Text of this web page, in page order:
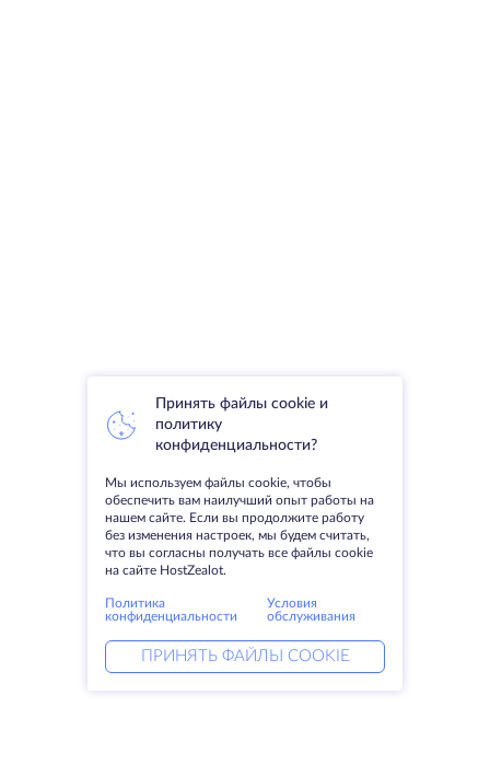
Принять файлы cookie и
политику
конфиденциальности?
Мы используем файлы cookie, чтобы
обеспечить вам наилучший опыт работы на
нашем сайте. Если вы продолжите работу
без изменения настроек, мы будем считать,
что вы согласны получать все файлы cookie
на сайте HostZealot.
Политика
конфиденциальности
Условия
обслуживания
ПРИНЯТЬ ФАЙЛЫ COOKIE